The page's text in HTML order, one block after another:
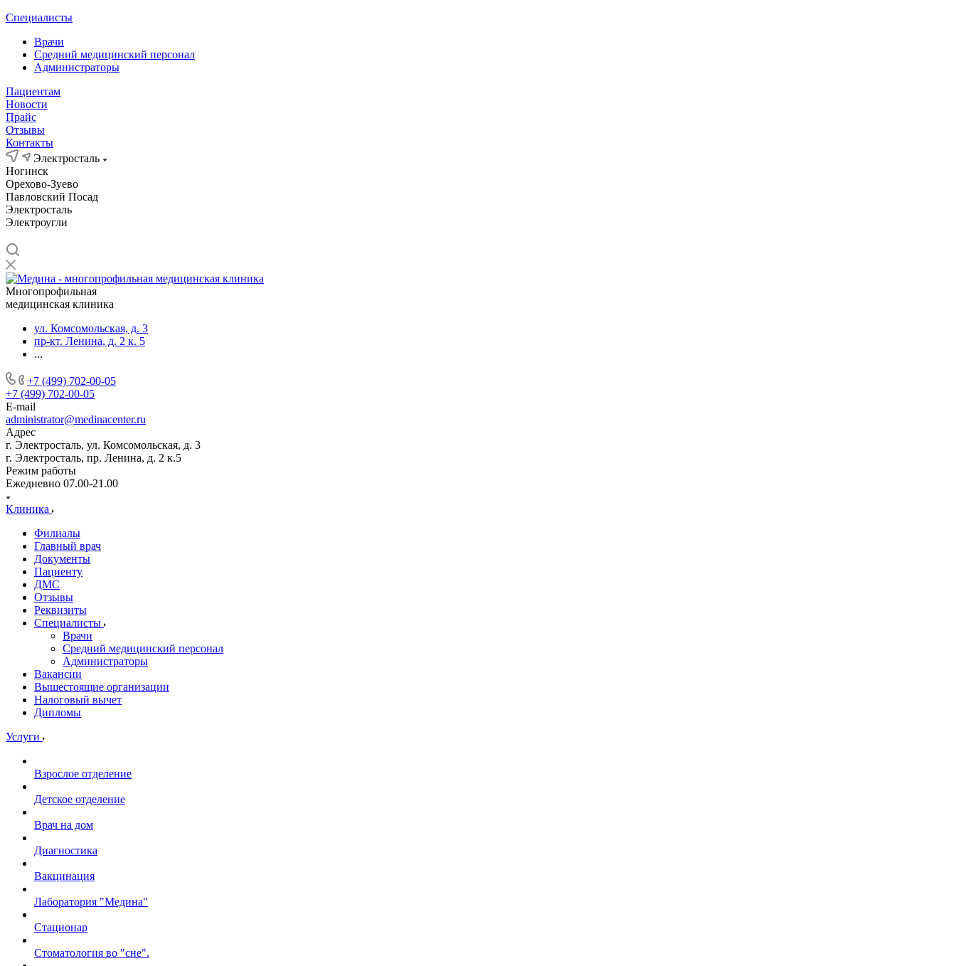
Специалисты
Врачи
Средний медицинский персонал
Администраторы
Пациентам
Новости
Прайс
Отзывы
Контакты
Электросталь
Ногинск
Орехово-Зуево
Павловский Посад
Электросталь
Электроугли
Многопрофильная
медицинская клиника
ул. Комсомольская, д. 3
пр-кт. Ленина, д. 2 к. 5
...
+7 (499) 702-00-05
+7 (499) 702-00-05
E-mail
administrator@medinacenter.ru
Адрес
г. Электросталь, ул. Комсомольская, д. 3
г. Электросталь, пр. Ленина, д. 2 к.5
Режим работы
Ежедневно 07.00-21.00
Клиника
Филиалы
Главный врач
Документы
Пациенту
ДМС
Отзывы
Реквизиты
Специалисты
Врачи
Средний медицинский персонал
Администраторы
Вакансии
Вышестоящие организации
Налоговый вычет
Дипломы
Услуги
Взрослое отделение
Детское отделение
Врач на дом
Диагностика
Вакцинация
Лаборатория "Медина"
Стационар
Стоматология во "сне".